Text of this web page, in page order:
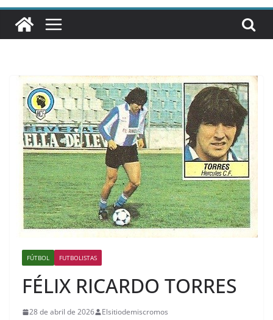
FÚTBOL FUTBOLISTAS
FÉLIX RICARDO TORRES
28 de abril de 2026 Elsitiodemiscromos